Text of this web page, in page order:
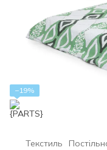
−19%
Текстиль